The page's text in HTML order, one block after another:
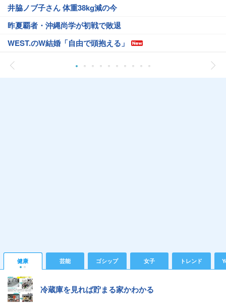
井脇ノブ子さん 体重38kg減の今
昨夏覇者・沖縄尚学が初戦で敗退
WEST.のW結婚「自由で頭抱える」
健康 芸能 ゴシップ 女子 トレンド
冷蔵庫を見れば貯まる家かわかる